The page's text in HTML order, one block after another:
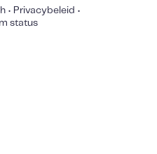
• Privacybeleid •
status